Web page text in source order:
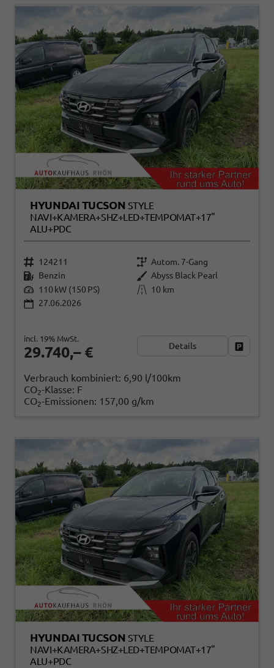
HYUNDAI TUCSON STYLE
NAVI+KAMERA+SHZ+LED+TEMPOMAT+17"
ALU+PDC
124211
Autom. 7-Gang
Benzin
Abyss Black Pearl
110 kW (150 PS)
10 km
27.06.2026
29.740,– €
incl. 19% MwSt.
Details
Verbrauch kombiniert: 6,90 l/100km
CO2-Klasse: F
CO2-Emissionen: 157,00 g/km
HYUNDAI TUCSON STYLE
NAVI+KAMERA+SHZ+LED+TEMPOMAT+17"
ALU+PDC